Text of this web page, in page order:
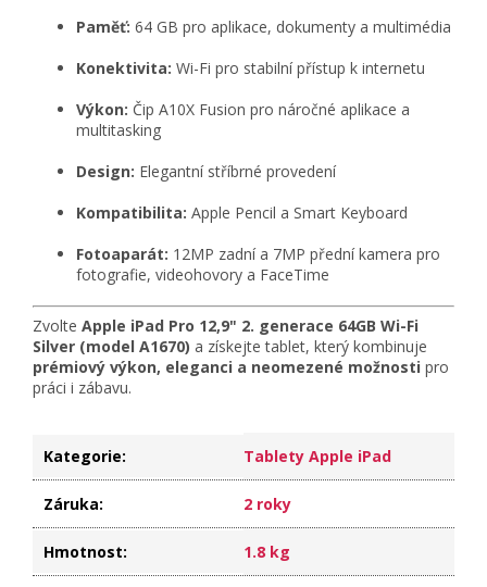
Paměť: 64 GB pro aplikace, dokumenty a multimédia
Konektivita: Wi-Fi pro stabilní přístup k internetu
Výkon: Čip A10X Fusion pro náročné aplikace a
multitasking
Design: Elegantní stříbrné provedení
Kompatibilita: Apple Pencil a Smart Keyboard
Fotoaparát: 12MP zadní a 7MP přední kamera pro
fotografie, videohovory a FaceTime
Zvolte Apple iPad Pro 12,9" 2. generace 64GB Wi-Fi
Silver (model A1670) a získejte tablet, který kombinuje
prémiový výkon, eleganci a neomezené možnosti pro
práci i zábavu.
Kategorie: Tablety Apple iPad
Záruka: 2 roky
Hmotnost: 1.8 kg